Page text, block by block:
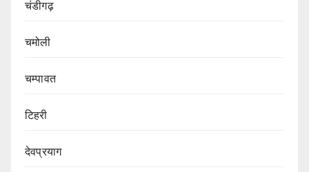
चंडीगढ़
चमोली
चम्पावत
टिहरी
देवप्रयाग